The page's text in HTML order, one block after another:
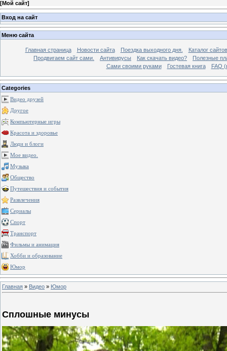
[Мой сайт]
Вход на сайт
Меню сайта
Главная страница Новости сайта Поездка выходного дня.
Каталог сайтов
Продвигаем сайт сами.
Антивирусы Как скачать видео?
Полезные
Сами своими руками
Гостевая книга FAQ
Categories
Видео друзей
Другое
Компьютерные игры
Красота и здоровье
Люди и блоги
Мое видео.
Музыка
Общество
Путешествия и события
Развлечения
Сериалы
Спорт
Транспорт
Фильмы и анимация
Хобби и образование
Юмор
Главная » Видео » Юмор
Сплошные минусы